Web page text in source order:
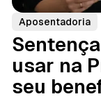
Aposentadoria
usar na
seu